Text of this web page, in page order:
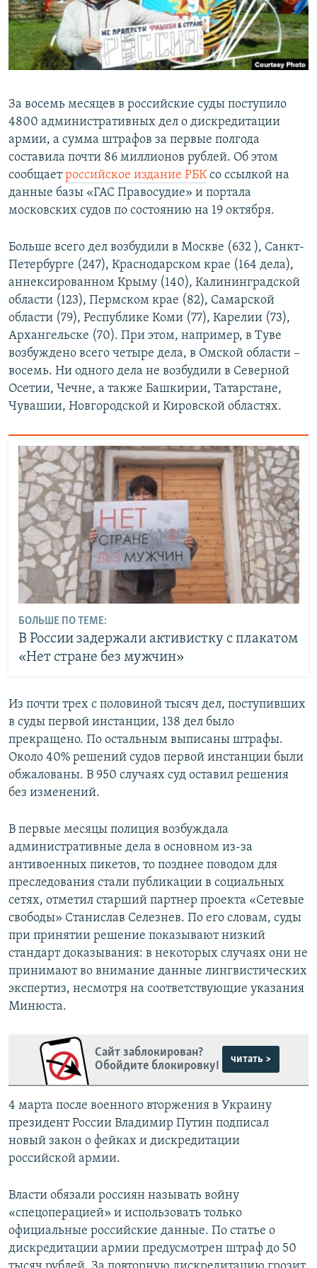
ПОБЕДИТЕЛЕЙ НЕ СУДЯТ?
КРЫМ.НЕПОКОРЕННЫЙ
ELIFBE
ПРИСОЕДИНЯЙТЕСЬ!
Все сайты RFE/RL
За восемь месяцев в российские суды поступило
4800 административных дел о дискредитации
армии, а сумма штрафов за первые полгода
составила почти 86 миллионов рублей. Об этом
сообщаетроссийское издание РБКсо ссылкой на
данные базы «ГАС Правосудие» и портала
московских судов по состоянию на 19 октября.
Больше всего дел возбудили в Москве (632 ), Санкт-
Петербурге (247), Краснодарском крае (164 дела),
аннексированном Крыму (140), Калининградской
области (123), Пермском крае (82), Самарской
области (79), Республике Коми (77), Карелии (73),
Архангельске (70). При этом, например, в Туве
возбуждено всего четыре дела, в Омской области –
восемь. Ни одного дела не возбудили в Северной
Осетии, Чечне, а также Башкирии, Татарстане,
Чувашии, Новгородской и Кировской областях.
БОЛЬШЕ ПО ТЕМЕ:
В России задержали активистку с плакатом
«Нет стране без мужчин»
Из почти трех с половиной тысяч дел, поступивших
в суды первой инстанции, 138 дел было
прекращено. По остальным выписаны штрафы.
Около 40% решений судов первой инстанции были
обжалованы. В 950 случаях суд оставил решения
без изменений.
В первые месяцы полиция возбуждала
административные дела в основном из-за
антивоенных пикетов, то позднее поводом для
преследования стали публикации в социальных
сетях, отметил старший партнер проекта «Сетевые
свободы» Станислав Селезнев. По его словам, суды
при принятии решение показывают низкий
стандарт доказывания: в некоторых случаях они не
принимают во внимание данные лингвистических
экспертиз, несмотря на соответствующие указания
Минюста.
Сайт заблокирован?
Обойдите блокировку!
читать >
4 марта после военного вторжения в Украину
президент России Владимир Путин подписал
новый закон о фейках и дискредитации
российской армии.
Власти обязали россиян называть войну
«спецоперацией» и использовать только
официальные российские данные. По статье о
дискредитации армии предусмотрен штраф до 50